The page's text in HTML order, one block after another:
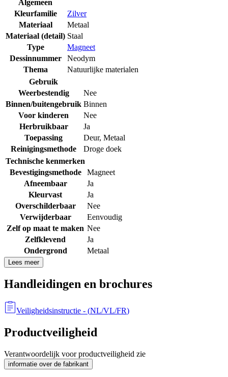
Algemeen
Kleurfamilie
Zilver
Materiaal
Metaal
Materiaal (detail) Staal
Type
Magneet
Dessinnummer
Neodym
Thema
Natuurlijke materialen
Gebruik
Weerbestendig
Nee
Binnen/buitengebruik Binnen
Voor kinderen
Nee
Herbruikbaar
Ja
Toepassing
Deur, Metaal
Reinigingsmethode
Droge doek
Technische kenmerken
Bevestigingsmethode
Magneet
Afneembaar
Ja
Kleurvast
Ja
Overschilderbaar
Nee
Verwijderbaar
Eenvoudig
Zelf op maat te maken Nee
Zelfklevend
Ja
Ondergrond
Metaal
Lees meer
Handleidingen en brochures
Veiligheidsinstructie - (NL/VL/FR)
Productveiligheid
Verantwoordelijk voor productveiligheid zie
informatie over de fabrikant